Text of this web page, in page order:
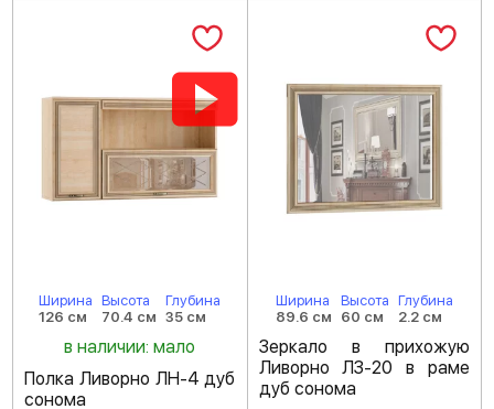
Ширина
126 см
Высота
70.4 см
Глубина
35 см
в наличии: мало
Полка Ливорно ЛН-4 дуб
сонома
Ширина
89.6 см
Высота
60 см
Глубина
2.2 см
Зеркало в прихожую
Ливорно ЛЗ-20 в раме
дуб сонома